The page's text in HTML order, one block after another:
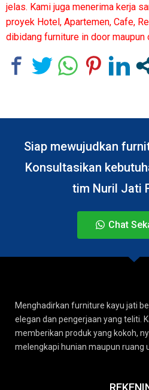
jelas. Kami juga menerima kerja
proyek Hotel, Apartemen, Cafe,
dibidang furniture in door maupun
Siap mewujudkan
Konsultasikan
tim Nuril Jati
Chat
Menghadirkan furniture kayu jati
elegan dan pengerjaan yang teliti.
memberikan produk yang kokoh,
melengkapi hunian maupun ruang